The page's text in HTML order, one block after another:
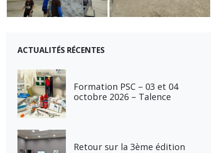
ACTUALITÉS RÉCENTES
Formation PSC – 03 et 04
octobre 2026 – Talence
Retour sur la 3ème édition